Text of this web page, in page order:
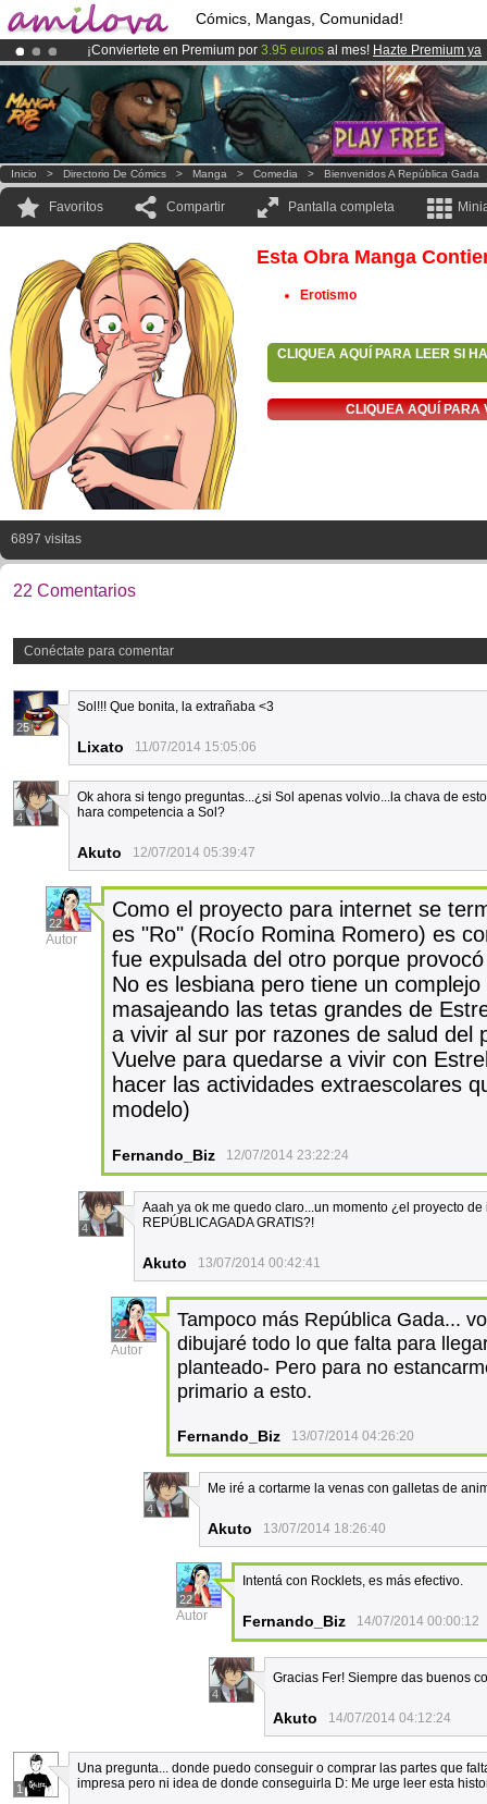
Cómics, Mangas, Comunidad!
¡Conviertete en Premium por 3.95 euros al mes! Hazte Premium ya
¡Ya tenemos 100000miembrosy 1000Cómics y Mangas!.
El Kickstarter Amilova está desormado lanzado!.
Inicio > Directorio De Cómics > Manga > Comedia > Bienvenidos A República Gada
Favoritos Compartir Pantalla completa
Esta Obra Manga
Erotismo
CLIQUEA AQUÍ PARA LEER SI
CLIQUEA AQUÍ PARA
6897 visitas
22 Comentarios
Conéctate para comentar
25
Sol!!! Que bonita, la extrañaba <3
Lixato 11/07/2014 15:05:06
4
Ok ahora si tengo preguntas...¿si Sol apenas volvio...la chava de
hara competencia a Sol?
Akuto 12/07/2014 05:39:47
22
Autor
Como el proyecto para internet se
es "Ro" (Rocío Romina Romero) es
fue expulsada del otro porque
No es lesbiana pero tiene un
masajeando las tetas grandes de
a vivir al sur por razones de salud del
Vuelve para quedarse a vivir con
hacer las actividades extraescolares
modelo)
Fernando_Biz 12/07/2014 23:22:24
4
Aaah ya ok me quedo claro...un momento ¿el proyecto
REPÚBLICAGADA GRATIS?!
Akuto 13/07/2014 00:42:41
22
Autor
Tampoco más República Gada...
dibujaré todo lo que falta para
planteado- Pero para no
primario a esto.
Fernando_Biz 13/07/2014 04:26:20
4
Me iré a cortarme la venas con galletas de
Akuto 13/07/2014 18:26:40
22
Autor
Intentá con Rocklets, es más efectivo.
Fernando_Biz 14/07/2014 00:00:12
4
Gracias Fer! Siempre das buenos
Akuto 14/07/2014 04:12:24
1
Una pregunta... donde puedo conseguir o comprar las partes que
impresa pero ni idea de donde conseguirla D: Me urge leer esta